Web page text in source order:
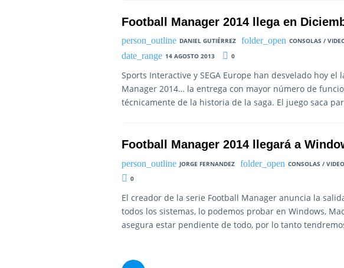
Football Manager 2014 llega en
DANIEL GUTIÉRREZ
CONSOLAS /
14 AGOSTO 2013
0
Sports Interactive y SEGA Europe han desvelado hoy el
Manager 2014… la entrega con mayor número de
técnicamente de la historia de la saga. El juego saca
Football Manager 2014 llegará a
JORGE FERNANDEZ CONSOLAS /
0
El creador de la serie Football Manager anuncia la
todos los sistemas, lo podemos probar en Windows,
asegura estar pendiente de todo, por lo tanto